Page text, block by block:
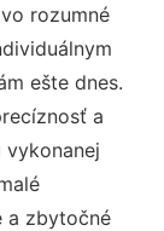
rozumné
ešte dnes.
a
a zbytočné